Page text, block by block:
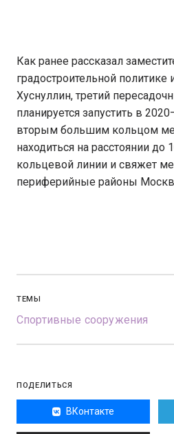
Как ранее рассказал
градостроительной политике
Хуснуллин, третий
планируется запустить в
вторым большим кольцом
находиться на расстоянии
кольцевой линии и свяжет
периферийные районы
ТЕМЫ
Спортивные сооружения
ПОДЕЛИТЬСЯ
ВКонтакте